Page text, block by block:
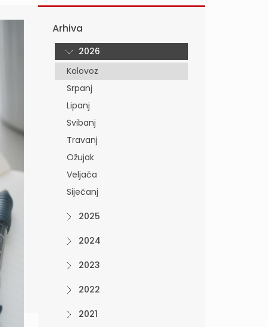
Arhiva
2026
Kolovoz
Srpanj
Lipanj
Svibanj
Travanj
Ožujak
Veljača
Siječanj
2025
2024
2023
2022
2021